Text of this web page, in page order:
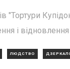
"Тортури
і
ЛЮДСТВО